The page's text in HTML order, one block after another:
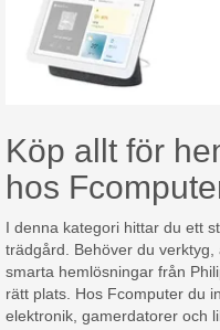
Köp allt för
hos
I denna kategori hittar du ett
trädgård. Behöver du
smarta hemlösningar från
rätt plats. Hos Fcomputer du
elektronik, gamerdatorer och